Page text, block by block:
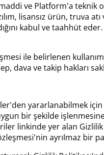
ve Platform'a
lisansız ürün, truva
kabul ve taahhüt
ile belirlenen
dava ve takip hakları
yararlanabilmek için
bir şekilde
linkinde yer alan
ayrılmaz bir